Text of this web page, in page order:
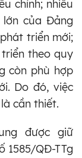
chỉnh; nhiều
lớn của Đảng
triển mới;
theo quy
còn phù hợp
Do đó, việc
cần thiết.
được giữ
1585/QĐ-TTg